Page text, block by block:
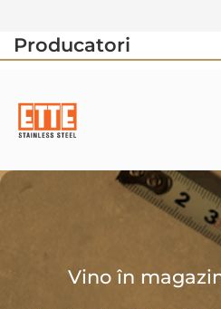
Producatori
Vino în